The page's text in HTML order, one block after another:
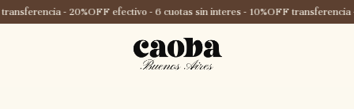
- 20%OFF efectivo - 6 cuotas sin interes - 10%OFF transferencia -